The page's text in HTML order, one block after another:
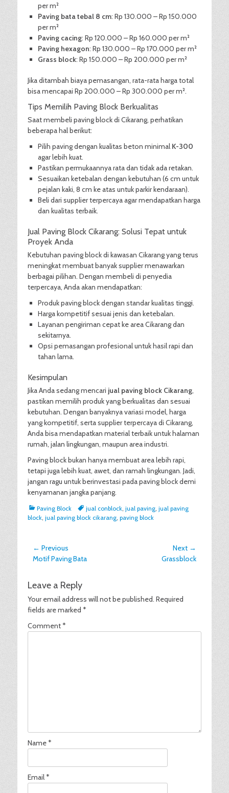
per m²
Paving bata tebal 8 cm: Rp 130.000 – Rp 150.000
per m²
Paving cacing: Rp 120.000 – Rp 160.000 per m²
Paving hexagon: Rp 130.000 – Rp 170.000 per m²
Grass block: Rp 150.000 – Rp 200.000 per m²
Jika ditambah biaya pemasangan, rata-rata harga total
bisa mencapai Rp 200.000 – Rp 300.000 per m².
Tips Memilih Paving Block Berkualitas
Saat membeli paving block di Cikarang, perhatikan
beberapa hal berikut:
Pilih paving dengan kualitas beton minimal K-300
agar lebih kuat.
Pastikan permukaannya rata dan tidak ada retakan.
Sesuaikan ketebalan dengan kebutuhan (6 cm untuk
pejalan kaki, 8 cm ke atas untuk parkir kendaraan).
Beli dari supplier terpercaya agar mendapatkan harga
dan kualitas terbaik.
Jual Paving Block Cikarang: Solusi Tepat untuk
Proyek Anda
Kebutuhan paving block di kawasan Cikarang yang terus
meningkat membuat banyak supplier menawarkan
berbagai pilihan. Dengan membeli di penyedia
terpercaya, Anda akan mendapatkan:
Produk paving block dengan standar kualitas tinggi.
Harga kompetitif sesuai jenis dan ketebalan.
Layanan pengiriman cepat ke area Cikarang dan
sekitarnya.
Opsi pemasangan profesional untuk hasil rapi dan
tahan lama.
Kesimpulan
Jika Anda sedang mencari jual paving block Cikarang,
pastikan memilih produk yang berkualitas dan sesuai
kebutuhan. Dengan banyaknya variasi model, harga
yang kompetitif, serta supplier terpercaya di Cikarang,
Anda bisa mendapatkan material terbaik untuk halaman
rumah, jalan lingkungan, maupun area industri.
Paving block bukan hanya membuat area lebih rapi,
tetapi juga lebih kuat, awet, dan ramah lingkungan. Jadi,
jangan ragu untuk berinvestasi pada paving block demi
kenyamanan jangka panjang.
Categories
Paving Block Tagsjual conblock, jual paving, jual paving
block, jual paving block cikarang, paving block
Post
navigation
← Previous
Previous
Motif Paving Bata
Next →
Grassblock
Leave a Reply
Your email address will not be published. Required
fields are marked *
Comment*
Name*
Email*